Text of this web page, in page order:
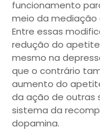
funcionamento
meio da mediação
Entre essas
redução do
mesmo na
que o contrário
aumento do
da ação de outras
sistema da
dopamina.